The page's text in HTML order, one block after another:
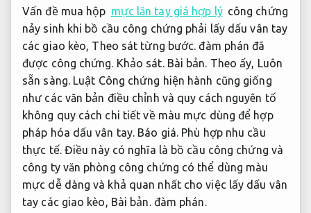
Vấn đề mua hộp mực lăn tay giá hợp lý công chứng
nảy sinh khi bồ cầu công chứng phải lấy dấu vân tay
các giao kèo, Theo sát từng bước. đàm phán đã
được công chứng. Khảo sát. Bài bản. Theo ấy, Luôn
sẵn sàng.Luật Công chứng hiện hành cũng giống
như các văn bản điều chỉnh và quy cách nguyên tố
không quy cách chi tiết về màu mực dùng để hợp
pháp hóa dấu vân tay. Báo giá. Phù hợp nhu cầu
thực tế.Điều này có nghĩa là bồ cầu công chứng và
công ty văn phòng công chứng có thể dùng màu
mực dễ dàng và khả quan nhất cho việc lấy dấu vân
tay các giao kèo, Bài bản.đàm phán.